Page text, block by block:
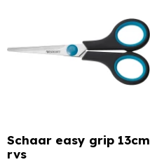
Schaar easy grip 13cm
rvs